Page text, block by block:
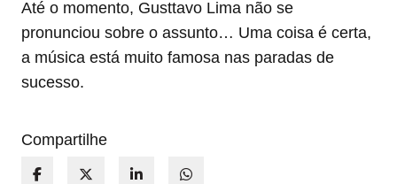
Até o momento, Gusttavo Lima não se
pronunciou sobre o assunto… Uma coisa é certa,
a música está muito famosa nas paradas de
sucesso.
Compartilhe